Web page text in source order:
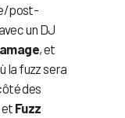
post-
un DJ
, et
la fuzz sera
des
et Fuzz